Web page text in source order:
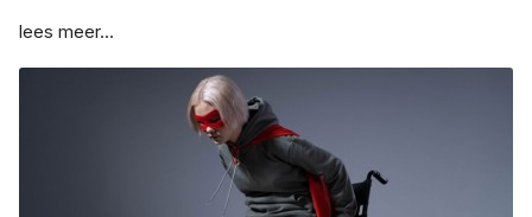
lees meer...